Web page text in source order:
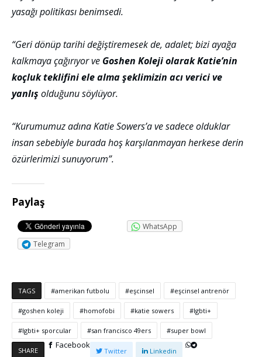
yasağı politikası benimsedi.
“Geri dönüp tarihi değiştiremesek de, adalet; bizi ayağa
kalkmaya çağırıyor ve Goshen Koleji olarak Katie’nin
koçluk teklifini ele alma şeklimizin acı verici ve
yanlış olduğunu söylüyor.
“Kurumumuz adına Katie Sowers’a ve sadece olduklar
insan sebebiyle burada hoş karşılanmayan herkese derin
özürlerimizi sunuyorum”.
Paylaş
WhatsApp
Telegram
TAGS amerikan futbolu eşcinsel eşcinsel antrenör
goshen koleji homofobi katie sowers lgbti+
lgbti+ sporcular san francisco 49ers super bowl
SHARE
Facebook
Twitter Linkedin